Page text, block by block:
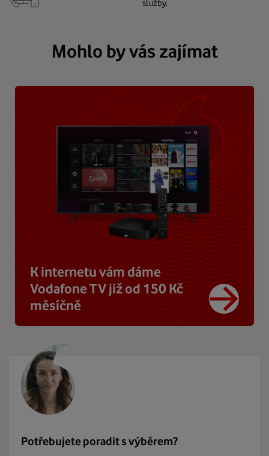
služby.
Mohlo by vás zajímat
K internetu vám dáme
Vodafone TV již od 150 Kč
měsíčně
Potřebujete poradit s výběrem?